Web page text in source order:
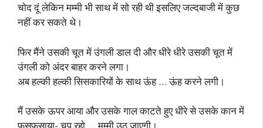
चोद दूं लेकिन मम्मी भी साथ में सो रही थी इसलिए जल्दबाजी में कुछ
नहीं कर सकते थे।
फिर मैंने उसकी चूत में उंगली डाल दी और धीरे धीरे उसकी चूत में
उंगली को अंदर बाहर करने लगा।
अब हल्की हल्की सिसकारियों के साथ ऊंह … ऊंह करने लगी।
मैं उसके ऊपर आया और उसके गाल काटते हुए धीरे से उसके कान में